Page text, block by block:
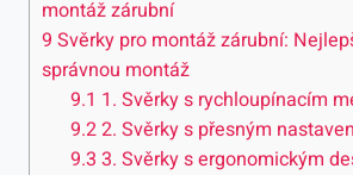
montáž zárubní
9 Svěrky pro montáž zárubní:
správnou montáž
9.1 1. Svěrky s rychloupínacím
9.22. Svěrky s přesným
9.3 3. Svěrky s ergonomickým